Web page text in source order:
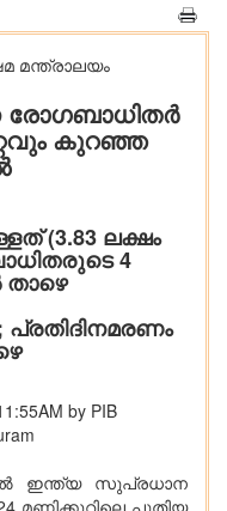
രോഗബാധിതര്‍
കുറഞ്ഞ
(3.83 ലക്ഷം
4
by PIB
ഇന്ത്യ സുപ്രധാന
മണിക്കൂറിലെ പുതിയ